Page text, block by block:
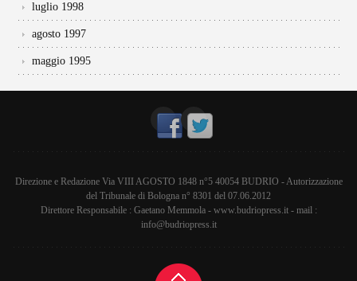
luglio 1998
agosto 1997
maggio 1995
Direzione e Redazione Via VIII AGOSTO 1848 n°5 40054 BUDRIO - Autorizzazione
del Tribunale di Bologna n° 8301 del 07.06.2012
Direttore Responsabile : Gaetano Memmola - www.budriopress.it - mail :
info@budriopress.it